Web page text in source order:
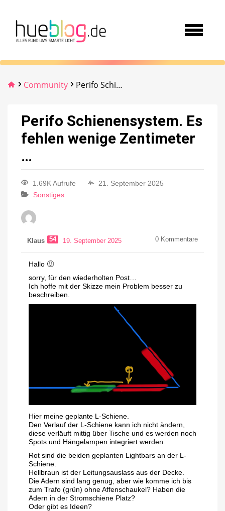
Community Perifo Schienensystem. Es fehlen wenige Zentimeter …
Perifo Schienensystem. Es
fehlen wenige Zentimeter
…
1.69K Aufrufe
21. September 2025
Sonstiges
Klaus 54 19. September 2025 0 Kommentare
Hallo 🙂
sorry, für den wiederholten Post…
Ich hoffe mit der Skizze mein Problem besser zu
beschreiben.
Hier meine geplante L-Schiene.
Den Verlauf der L-Schiene kann ich nicht ändern,
diese verläuft mittig über Tische und es werden noch
Spots und Hängelampen integriert werden.
Rot sind die beiden geplanten Lightbars an der L-
Schiene.
Hellbraun ist der Leitungsauslass aus der Decke.
Die Adern sind lang genug, aber wie komme ich bis
zum Trafo (grün) ohne Affenschaukel? Haben die
Adern in der Stromschiene Platz?
Oder gibt es Ideen?